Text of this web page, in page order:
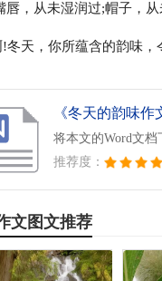
唇，从未湿润过;帽子，
!冬天，你所蕴含的韵味，
《冬天的韵味作
将本文的Word文
推荐度：
文图文推荐